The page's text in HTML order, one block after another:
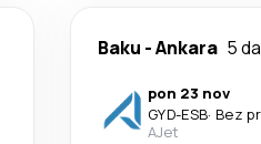
Baku -Ankara 5
pon 23 nov
GYD-ESB· Bez
AJet